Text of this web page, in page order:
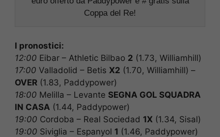
Coppa del Re!
I pronostici:
12:00 Eibar – Athletic Bilbao 2 (1.73, Williamhill)
17:00 Valladolid – Betis X2 (1.70, Williamhill) –
OVER (1.83, Paddypower)
18:00 Melilla – Levante SEGNA GOL SQUADRA
IN CASA (1.44, Paddypower)
19:00 Cordoba – Real Sociedad 1X (1.34, Sisal)
19:00 Siviglia – Espanyol 1 (1.46, Paddypower)